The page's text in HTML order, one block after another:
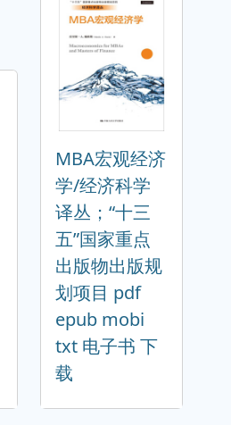
MBA宏观经济
学/经济科学
译丛；“十三
五”国家重点
出版物出版规
划项目 pdf
epub mobi
txt 电子书 下
载